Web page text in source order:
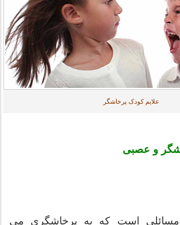
علایم کودک پرخاشگر
و عصبی
مسائلی است که به پرخاشگری می